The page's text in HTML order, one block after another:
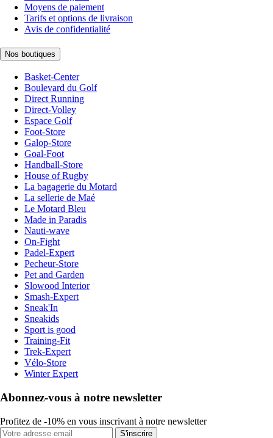
Moyens de paiement
Tarifs et options de livraison
Avis de confidentialité
Nos boutiques
Basket-Center
Boulevard du Golf
Direct Running
Direct-Volley
Espace Golf
Foot-Store
Galop-Store
Goal-Foot
Handball-Store
House of Rugby
La bagagerie du Motard
La sellerie de Maé
Le Motard Bleu
Made in Paradis
Nauti-wave
On-Fight
Padel-Expert
Pecheur-Store
Pet and Garden
Slowood Interior
Smash-Expert
Sneak'In
Sneakids
Sport is good
Training-Fit
Trek-Expert
Vélo-Store
Winter Expert
Abonnez-vous à notre newsletter
Profitez de -10% en vous inscrivant à notre newsletter
S'inscrire